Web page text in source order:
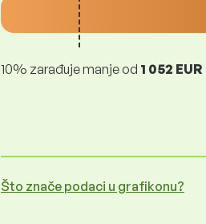
10% zarađuje manje od 1 052 EUR
Što znače podaci u grafikonu?